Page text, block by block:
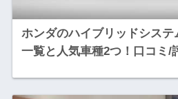
ホンダのハイブリッドシス
一覧と人気車種2つ！口コミ/